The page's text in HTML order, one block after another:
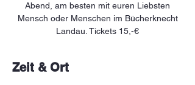
Abend, am besten mit euren Liebsten
Mensch oder Menschen im Bücherknecht
Landau. Tickets 15,-€
Zeit & Ort